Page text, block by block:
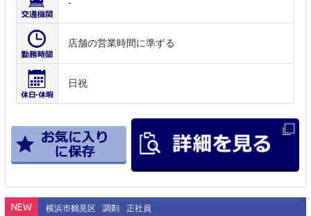
-
店舗の営業時間に準ずる
日祝
NEW 横浜市鶴見区 調剤 正社員